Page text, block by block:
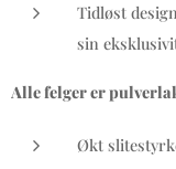
Tidløst
sin
Alle felger er
Økt